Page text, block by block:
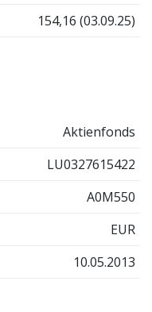
154,16 (03.09.25)
Aktienfonds
LU0327615422
A0M550
EUR
10.05.2013